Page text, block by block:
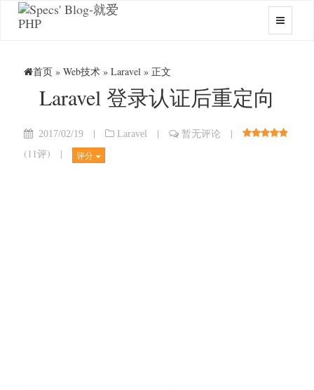
首页 » Web技术 » Laravel » 正文
Laravel 登录认证后重定向
2017/02/19 | Laravel | 暂无评论
|
(11评) | 评分